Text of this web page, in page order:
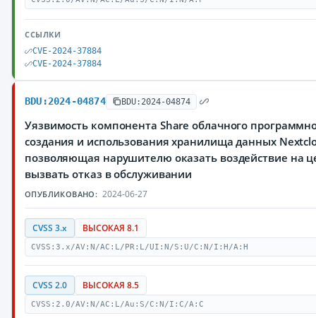
ССЫЛКИ
CVE-2024-37884
CVE-2024-37884
BDU:2024-04874 BDU:2024-04874
Уязвимость компонента Share облачного
создания и использования хранилища данных
позволяющая нарушителю оказать воздействие на
вызвать отказ в обслуживании
ОПУБЛИКОВАНО: 2024-06-27
CVSS 3.x ВЫСОКАЯ 8.1
CVSS:3.x/AV:N/AC:L/PR:L/UI:N/S:U/C:N/I:H/A:H
CVSS 2.0 ВЫСОКАЯ 8.5
CVSS:2.0/AV:N/AC:L/Au:S/C:N/I:C/A:C